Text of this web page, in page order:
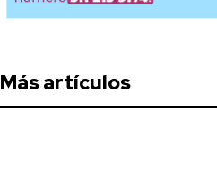
Más artículos